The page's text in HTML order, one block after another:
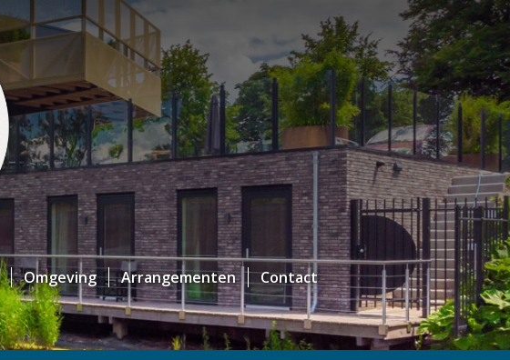
Omgeving Arrangementen Contact